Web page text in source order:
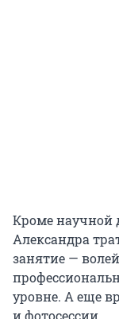
Кроме научной
Александра
занятие —
уровне. А еще
и фотосессии.